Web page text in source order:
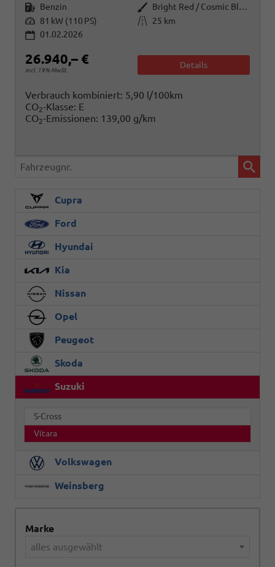
Kraftstoff Benzin Außenfarbe
Bright Red / Cosmic Black Pearl Metallic
Leistung 81 kW (110 PS) Kilometerstand
25 km
01.02.2026
26.940,– €
incl. 19% MwSt.
Details
Verbrauch kombiniert: 5,90 l/100km
CO2-Klasse: E
CO2-Emissionen: 139,00 g/km
Fahrzeugnr.
Cupra
Ford
Hyundai
Kia
Nissan
Opel
Peugeot
Skoda
Suzuki
S-Cross
Vitara
Volkswagen
Weinsberg
Marke
alles ausgewählt